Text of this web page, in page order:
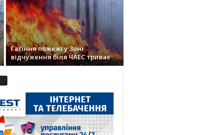
Гасіння пожежі у Зоні
відчуження біля ЧАЕС триває